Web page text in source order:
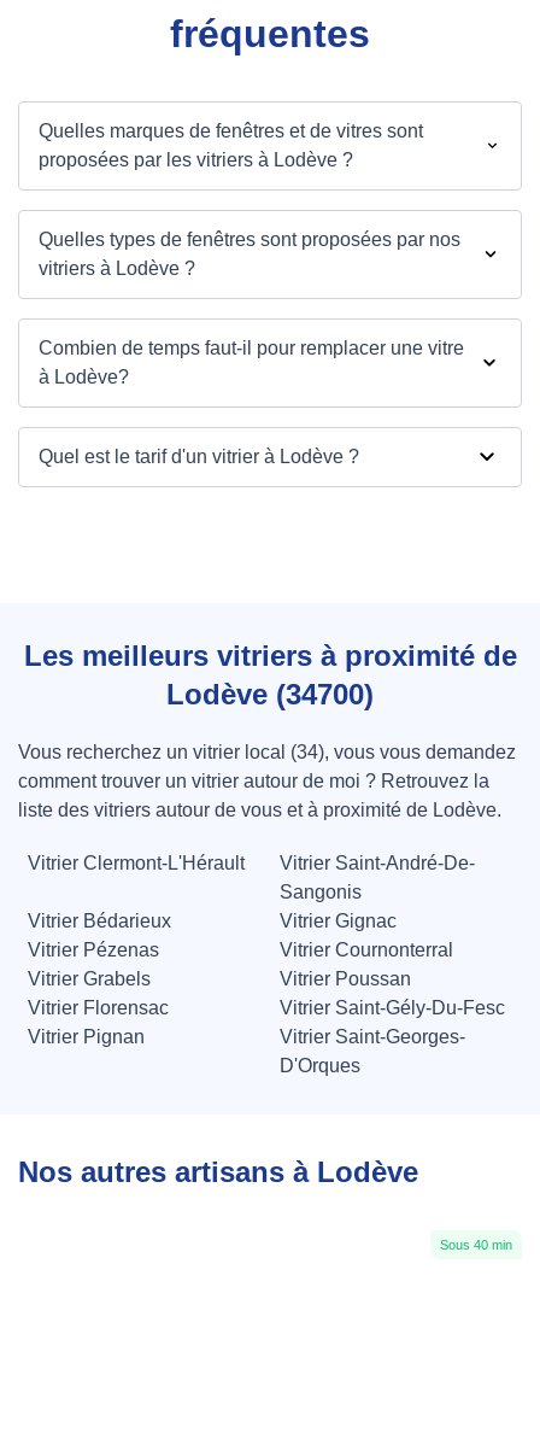
fréquentes
Quelles marques de fenêtres et de vitres sont
proposées par les vitriers à Lodève ?
Quelles types de fenêtres sont proposées par nos
vitriers à Lodève ?
Combien de temps faut-il pour remplacer une vitre
à Lodève?
Quel est le tarif d'un vitrier à Lodève ?
Les meilleurs vitriers à proximité de
Lodève (34700)
Vous recherchez un vitrier local (34), vous vous demandez
comment trouver un vitrier autour de moi ? Retrouvez la
liste des vitriers autour de vous et à proximité de Lodève.
Vitrier Clermont-L'Hérault
Vitrier Saint-André-De-
Sangonis
Vitrier Bédarieux
Vitrier Gignac
Vitrier Pézenas
Vitrier Cournonterral
Vitrier Grabels
Vitrier Poussan
Vitrier Florensac
Vitrier Saint-Gély-Du-Fesc
Vitrier Pignan
Vitrier Saint-Georges-
D'Orques
Nos autres artisans à Lodève
Sous 40 min